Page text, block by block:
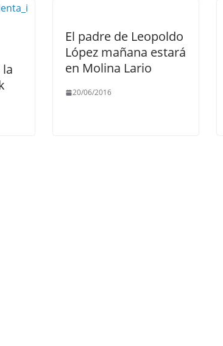
El padre de Leopoldo
López mañana estará
en Molina Lario
20/06/2016